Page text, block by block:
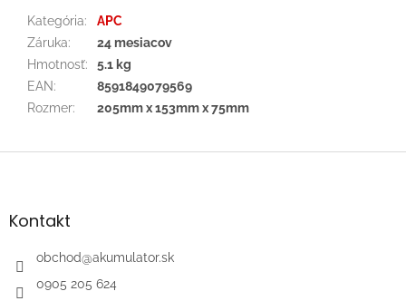
Kategória:
APC
Záruka:
24 mesiacov
Hmotnosť:
5.1 kg
EAN:
8591849079569
Rozmer: 205mm x 153mm x 75mm
Z
äKontakt
obchod@akumulator.sk
0905 205 624